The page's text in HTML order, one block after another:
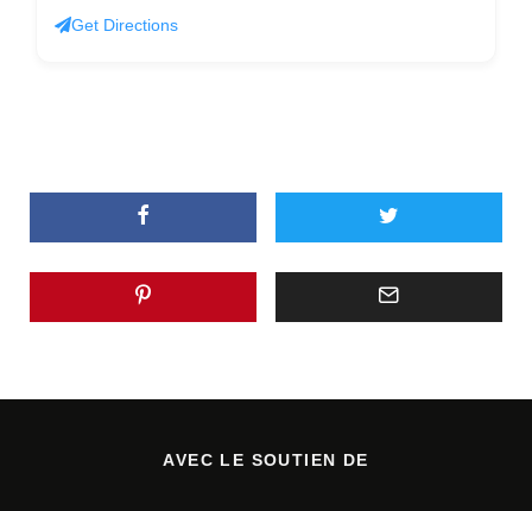
Get Directions
AVEC LE SOUTIEN DE